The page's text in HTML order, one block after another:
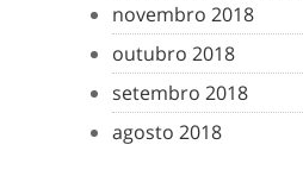
novembro 2018
outubro 2018
setembro 2018
agosto 2018